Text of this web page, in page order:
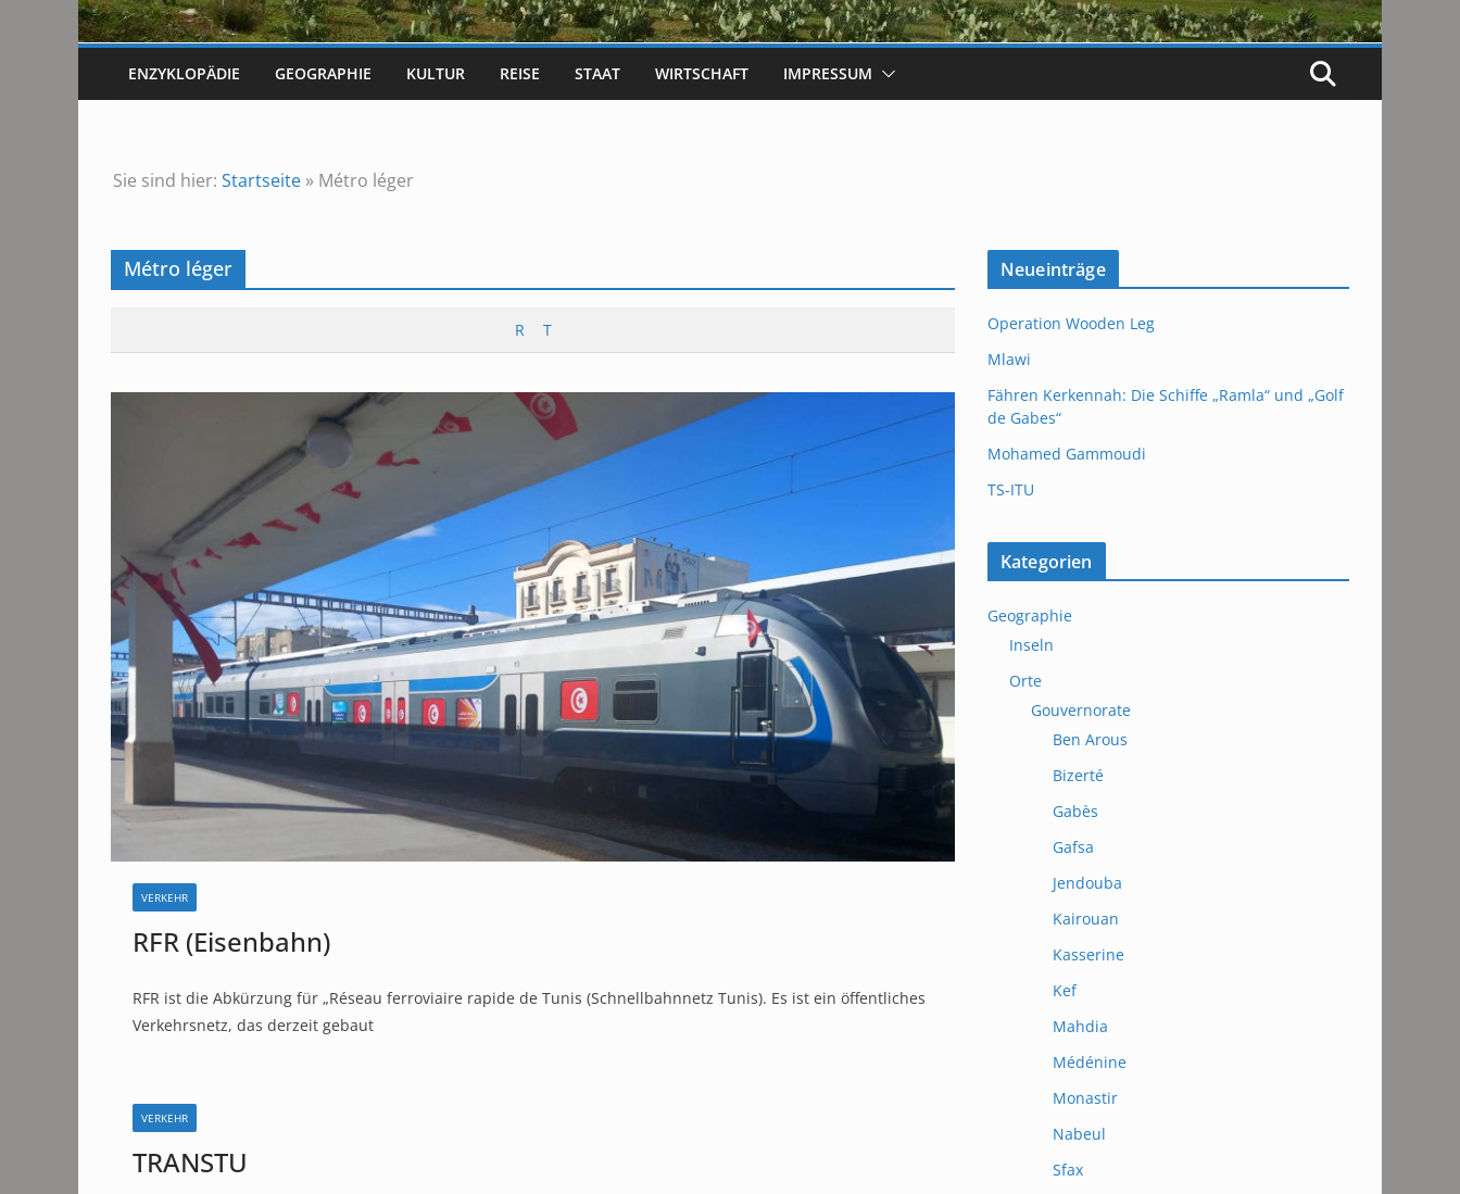
ENZYKLOPÄDIE GEOGRAPHIE KULTUR REISE STAAT WIRTSCHAFT IMPRESSUM
Sie sind hier: Startseite » Métro léger
Métro léger
R T
VERKEHR
RFR (Eisenbahn)
RFR ist die Abkürzung für „Réseau ferroviaire rapide de Tunis (Schnellbahnnetz Tunis). Es ist ein öffentliches
Verkehrsnetz, das derzeit gebaut
VERKEHR
TRANSTU
Neueinträge
Operation Wooden Leg
Mlawi
Fähren Kerkennah: Die Schiffe „Ramla“ und „Golf
de Gabes“
Mohamed Gammoudi
TS-ITU
Kategorien
Geographie
Inseln
Orte
Gouvernorate
Ben Arous
Bizerté
Gabès
Gafsa
Jendouba
Kairouan
Kasserine
Kef
Mahdia
Médénine
Monastir
Nabeul
Sfax